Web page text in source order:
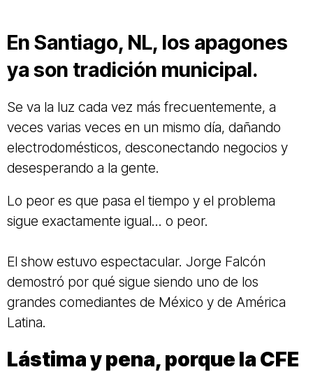
En Santiago, NL, los apagones
ya son tradición municipal.
Se va la luz cada vez más frecuentemente, a
veces varias veces en un mismo día, dañando
electrodomésticos, desconectando negocios y
desesperando a la gente.
Lo peor es que pasa el tiempo y el problema
sigue exactamente igual... o peor.
El show estuvo espectacular. Jorge Falcón
demostró por qué sigue siendo uno de los
grandes comediantes de México y de América
Latina.
Lástima y pena, porque la CFE